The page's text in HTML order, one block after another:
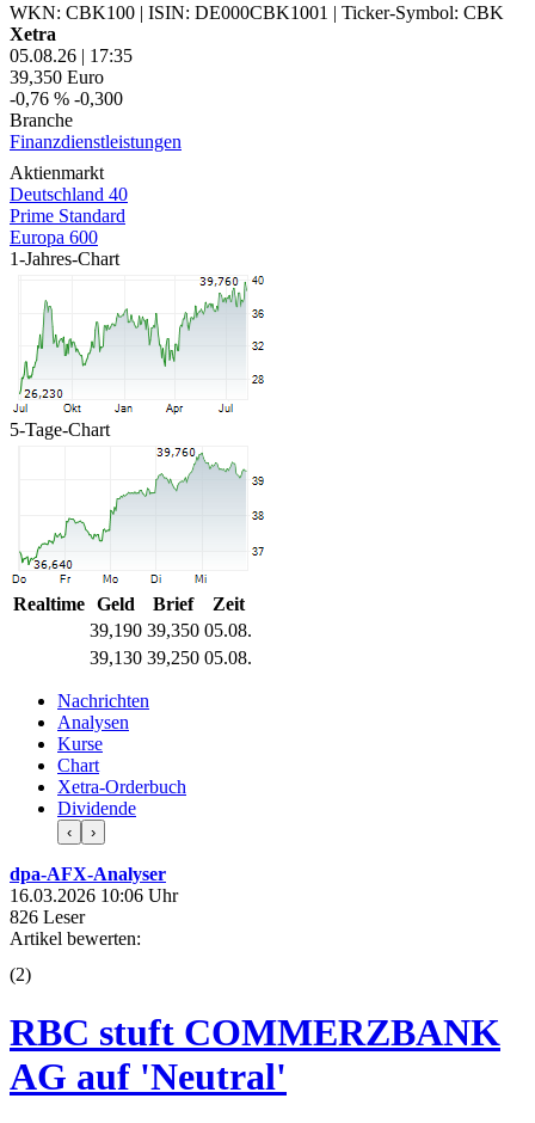
WKN: CBK100 | ISIN: DE000CBK1001 | Ticker-Symbol: CBK
Xetra
05.08.26 | 17:35
39,350 Euro
-0,76 % -0,300
Branche
Finanzdienstleistungen
Aktienmarkt
Deutschland 40
Prime Standard
Europa 600
1-Jahres-Chart
5-Tage-Chart
Realtime Geld Brief
Zeit
39,190 39,350 05.08.
39,130 39,250 05.08.
Nachrichten
Analysen
Kurse
Chart
Xetra-Orderbuch
Dividende
‹ ›
dpa-AFX-Analyser
16.03.2026 10:06 Uhr
826 Leser
Artikel bewerten:
(2)
RBC stuft COMMERZBANK
AG auf 'Neutral'